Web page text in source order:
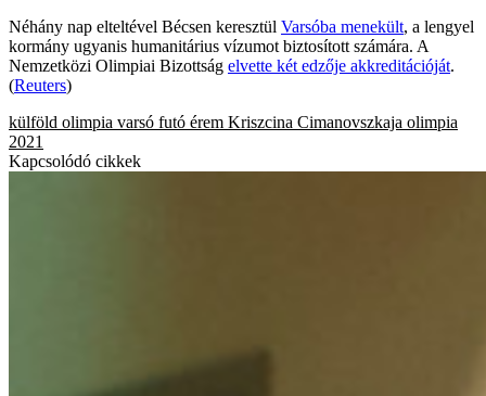
Néhány nap elteltével Bécsen keresztül Varsóba menekült, a lengyel
kormány ugyanis humanitárius vízumot biztosított számára. A
Nemzetközi Olimpiai Bizottság elvette két edzője akkreditációját.
(Reuters)
külföld olimpia varsó futó érem Kriszcina Cimanovszkaja olimpia
2021
Kapcsolódó cikkek